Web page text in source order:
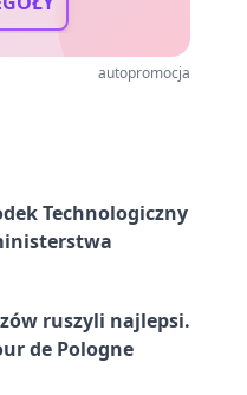
autopromocja
Technologiczny
ruszyli najlepsi.
de Pologne